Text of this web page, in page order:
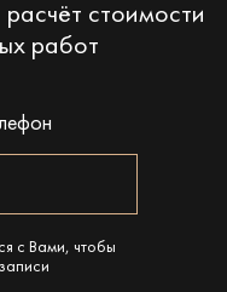
расчёт стоимости
работ
с Вами, чтобы